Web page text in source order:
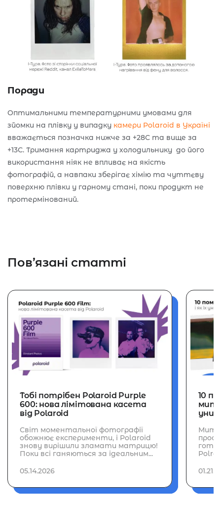
Поради
Оптимальними температурними умовами для
зйомки на плівку у випадку камери Polaroid в Україні
вважається позначка нижче за +28С та вище за
+13С. Тримання картриджа у холодильнику до його
використання ніяк не впливає на якість
фотографій, а навпаки зберігає хімію та чуттєву
поверхню плівки у гарному стані, поки продукт не
протермінований.
Пов’язані статті
Тобі потрібен Polaroid Purple
600: нова лімітована касета
від Polaroid
Світ моментальної фотографії
обожнює експерименти, і Polaroid
знову вирішили зламати матрицю!
Поки всі ганяються за ідеальним...
05.14.2026
10